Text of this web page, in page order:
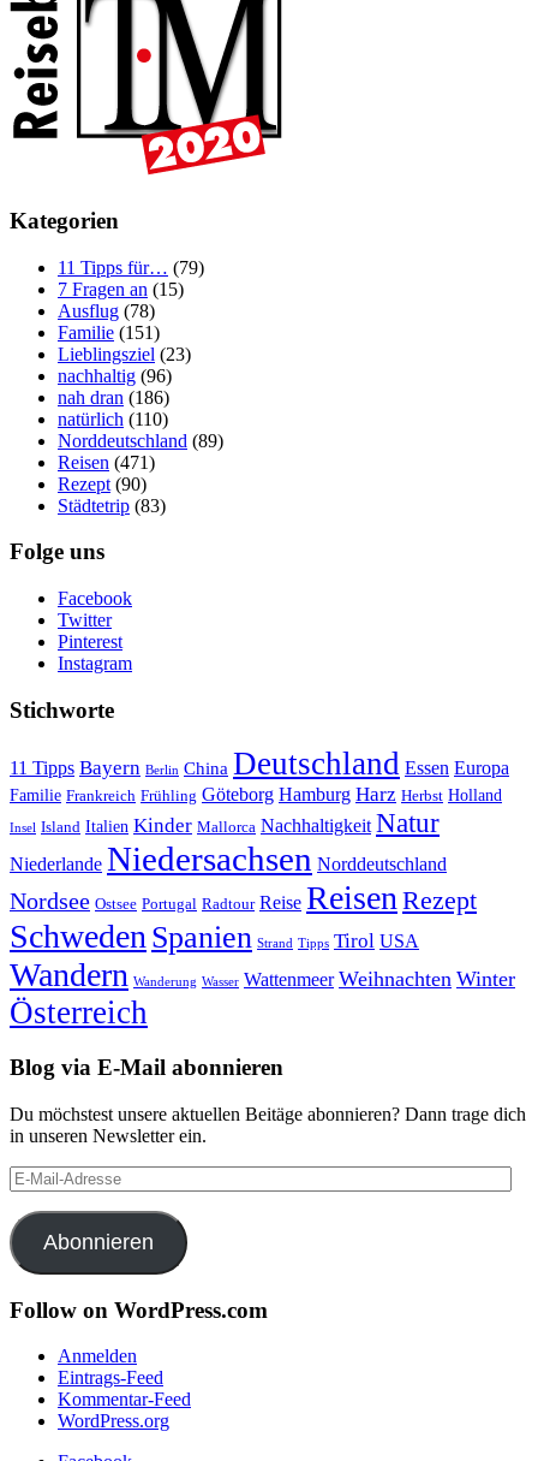
Kategorien
11 Tipps für… (79)
7 Fragen an (15)
Ausflug (78)
Familie (151)
Lieblingsziel (23)
nachhaltig (96)
nah dran (186)
natürlich (110)
Norddeutschland (89)
Reisen (471)
Rezept (90)
Städtetrip (83)
Folge uns
Facebook
Twitter
Pinterest
Instagram
Stichworte
11 Tipps Bayern Berlin China Deutschland Essen Europa
Familie Frankreich Frühling Göteborg Hamburg Harz Herbst Holland
Insel Island Italien Kinder Mallorca Nachhaltigkeit Natur
Niederlande Niedersachsen Norddeutschland
Nordsee Ostsee Portugal Radtour Reise ReisenRezept
SchwedenSpanien Strand Tipps Tirol USA
Wandern Wanderung Wasser Wattenmeer Weihnachten Winter
Österreich
Blog via E-Mail abonnieren
Du möchstest unsere aktuellen Beitäge abonnieren? Dann trage dich
in unseren Newsletter ein.
E-
Mail-
Adresse
Abonnieren
Follow on WordPress.com
Anmelden
Eintrags-Feed
Kommentar-Feed
WordPress.org